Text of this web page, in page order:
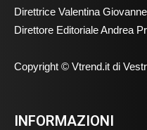
Direttrice Valentina
Direttore Editoriale Andrea
Copyright © Vtrend.it di
INFORMAZIONI